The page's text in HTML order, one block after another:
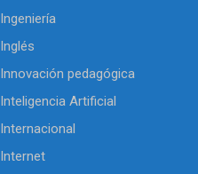
Ingeniería
Inglés
Innovación pedagógica
Inteligencia Artificial
Internacional
Internet